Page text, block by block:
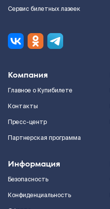
Сервис билетных лазеек
Компания
Главное о Купибилете
Контакты
Пресс-центр
Партнерская программа
Информация
Безопасность
Конфиденциальность